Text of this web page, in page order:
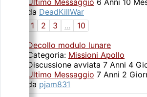
Ultimo Messaggio 6 Anni 10
da DeadKillWar
1
2 3 ...
10
Decollo modulo lunare
Categoria: Missioni Apollo
Discussione avviata 7 Anni 4
Ultimo Messaggio 7 Anni 2
da pjam831